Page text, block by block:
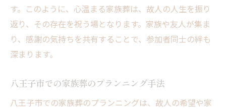
す。このように、心温まる家族葬は、故人の人生を振り
返り、その存在を祝う場となります。家族や友人が集ま
り、感謝の気持ちを共有することで、参加者同士の絆も
深まります。
八王子市での家族葬のプランニング手法
八王子市での家族葬のプランニングは、故人の希望や家